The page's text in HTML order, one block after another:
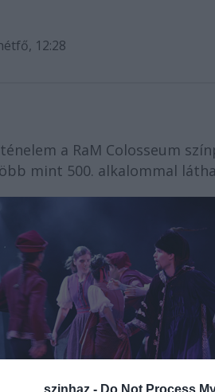
szinhaz - Do Not Process
12:28
a RaM Colosseum
mint 500. alkalommal